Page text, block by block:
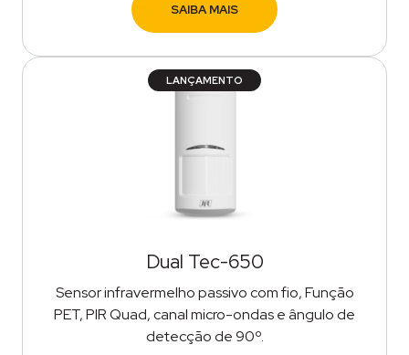
SAIBA MAIS
LANÇAMENTO
Dual Tec-650
Sensor infravermelho passivo com fio, Função
PET, PIR Quad, canal micro-ondas e ângulo de
detecção de 90º.